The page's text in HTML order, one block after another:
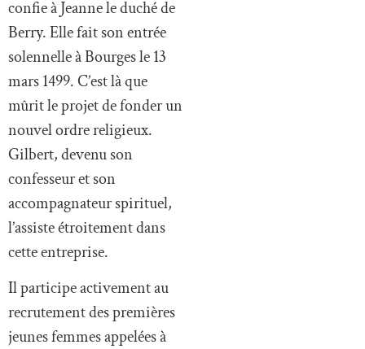
confie à Jeanne le duché de
Berry. Elle fait son entrée
solennelle à Bourges le 13
mars 1499. C’est là que
mûrit le projet de fonder un
nouvel ordre religieux.
Gilbert, devenu son
confesseur et son
accompagnateur spirituel,
l’assiste étroitement dans
cette entreprise.
Il participe activement au
recrutement des premières
jeunes femmes appelées à